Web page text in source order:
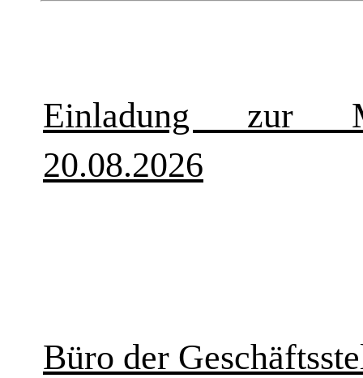
Einladung zur
20.08.2026
Büro der